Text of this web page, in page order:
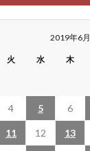
2019年6月
火 水 木
4 5 6
11 12 13